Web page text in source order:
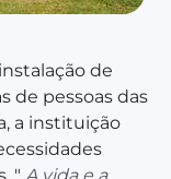
de
de pessoas das
a instituição